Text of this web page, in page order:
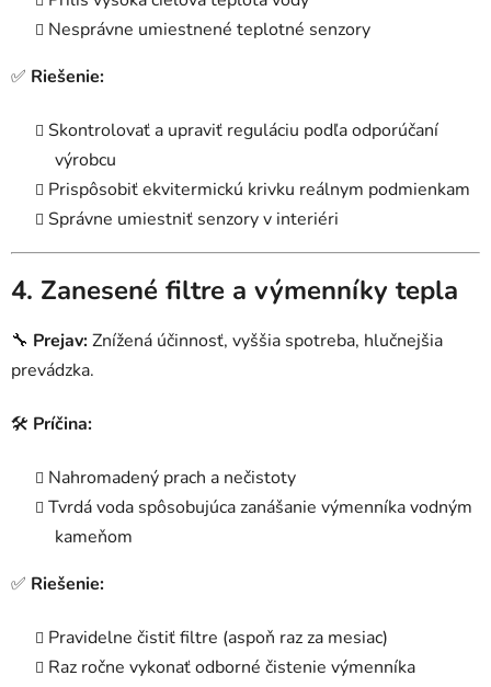
Nesprávne umiestnené teplotné senzory
✅ Riešenie:
Skontrolovať a upraviť reguláciu podľa odporúčaní
výrobcu
Prispôsobiť ekvitermickú krivku reálnym podmienkam
Správne umiestniť senzory v interiéri
4. Zanesené filtre a výmenníky tepla
🔧 Prejav:Znížená účinnosť, vyššia spotreba, hlučnejšia
prevádzka.
🛠 Príčina:
Nahromadený prach a nečistoty
Tvrdá voda spôsobujúca zanášanie výmenníka vodným
kameňom
✅ Riešenie:
Pravidelne čistiť filtre (aspoň raz za mesiac)
Raz ročne vykonať odborné čistenie výmenníka